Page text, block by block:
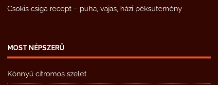
Csokis csiga recept – puha, vajas, házi péksütemény
MOST NÉPSZERŰ
Könnyű citromos szelet